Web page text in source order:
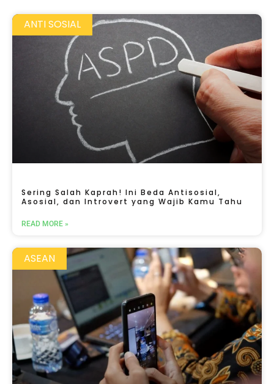
ANTI SOSIAL
Sering Salah Kaprah! Ini Beda Antisosial,
Asosial, dan Introvert yang Wajib Kamu Tahu
READ MORE »
ASEAN